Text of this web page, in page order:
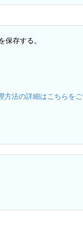
存する。
方法の詳細はこちらをご